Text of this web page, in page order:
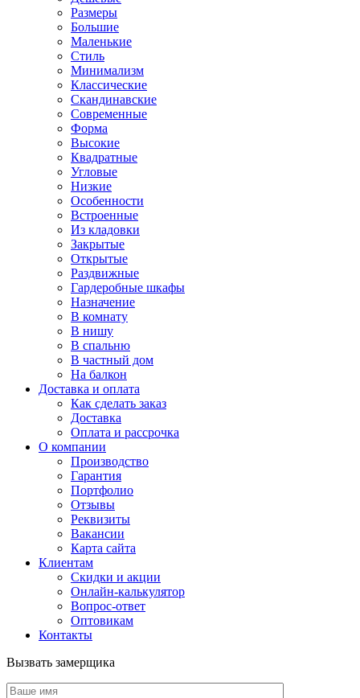
Размеры
Большие
Маленькие
Стиль
Минимализм
Классические
Скандинавские
Современные
Форма
Высокие
Квадратные
Угловые
Низкие
Особенности
Встроенные
Из кладовки
Закрытые
Открытые
Раздвижные
Гардеробные шкафы
Назначение
В комнату
В нишу
В спальню
В частный дом
На балкон
Доставка и оплата
Как сделать заказ
Доставка
Оплата и рассрочка
О компании
Производство
Гарантия
Портфолио
Отзывы
Реквизиты
Вакансии
Карта сайта
Клиентам
Скидки и акции
Онлайн-калькулятор
Вопрос-ответ
Оптовикам
Контакты
Вызвать замерщика